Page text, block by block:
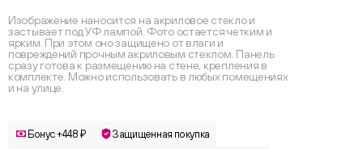
Изображение наносится на акриловое стекло и
застывает под УФ лампой. Фото остается четким и
ярким. При этом оно защищено от влаги и
повреждений прочным акриловым стеклом. Панель
сразу готова к размещению на стене, крепления в
комплекте. Можно использовать в любых помещениях
и на улице.
Бонус +448 ₽ Защищенная покупка